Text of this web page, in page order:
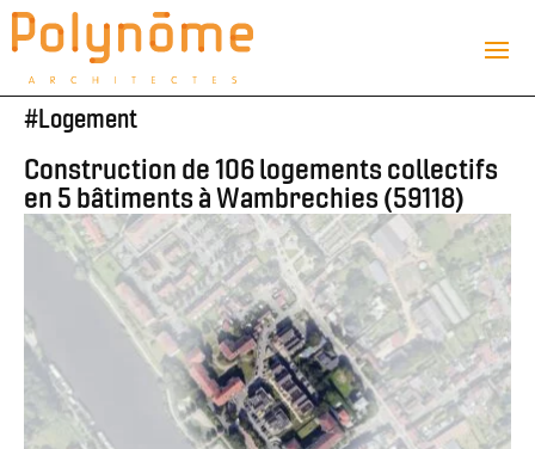
#Logement
Construction de 106 logements collectifs
en 5 bâtiments à Wambrechies (59118)